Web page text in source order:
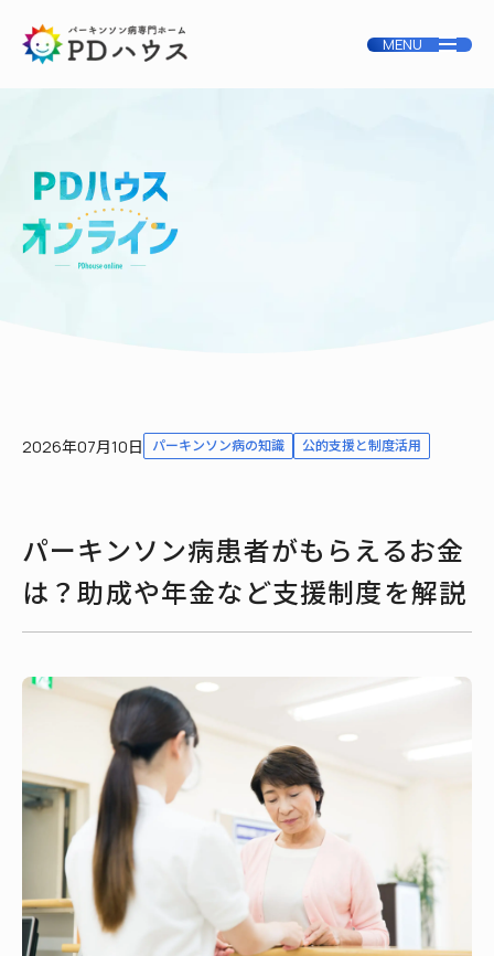
2026年07月10日 パーキンソン病の知識 公的支援と制度活用
パーキンソン病患者がもらえるお金
は？助成や年金など支援制度を解説